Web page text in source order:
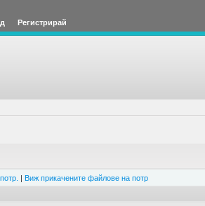
Регистрирай
| Виж прикачените файлове на потр